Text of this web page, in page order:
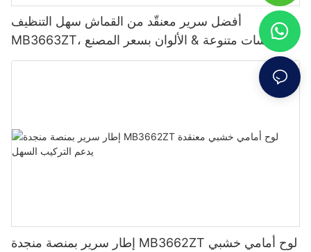
أفضل سرير معنقّد من القماش سهل التنظيف
MB3663ZT، مقاسات متنوعة & الألوان بسعر المصنع -
JLH Furniture
إطار سرير بمنصة منجدة MB3662ZT لوح أمامي خشبي